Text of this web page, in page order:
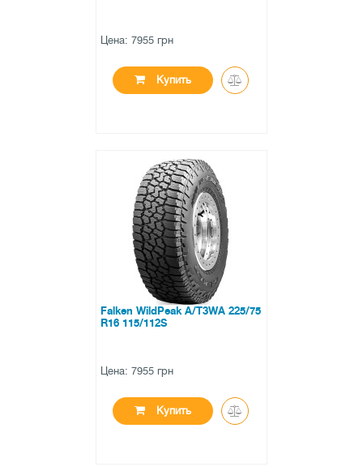
Цена: 7955 грн
Купить
в наличии
0 отзывов
Falken WildPeak A/T3WA 225/75
R16 115/112S
Цена: 7955 грн
Купить